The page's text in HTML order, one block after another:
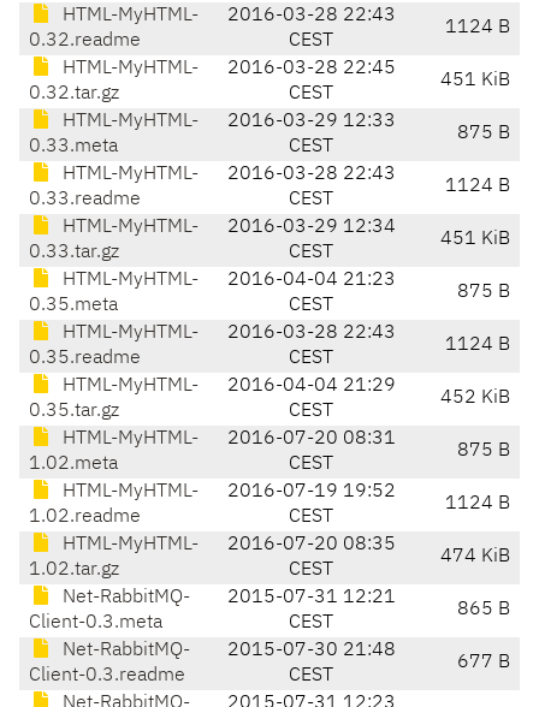
HTML-MyHTML-
0.32.readme
2016-03-28 22:43
CEST
1124 B
HTML-MyHTML-
0.32.tar.gz
2016-03-28 22:45
CEST
451 KiB
HTML-MyHTML-
0.33.meta
2016-03-29 12:33
CEST
875 B
HTML-MyHTML-
0.33.readme
2016-03-28 22:43
CEST
1124 B
HTML-MyHTML-
0.33.tar.gz
2016-03-29 12:34
CEST
451 KiB
HTML-MyHTML-
0.35.meta
2016-04-04 21:23
CEST
875 B
HTML-MyHTML-
0.35.readme
2016-03-28 22:43
CEST
1124 B
HTML-MyHTML-
0.35.tar.gz
2016-04-04 21:29
CEST
452 KiB
HTML-MyHTML-
1.02.meta
2016-07-20 08:31
CEST
875 B
HTML-MyHTML-
1.02.readme
2016-07-19 19:52
CEST
1124 B
HTML-MyHTML-
1.02.tar.gz
2016-07-20 08:35
CEST
474 KiB
Net-RabbitMQ-
Client-0.3.meta
2015-07-31 12:21
CEST
865 B
Net-RabbitMQ-
Client-0.3.readme
2015-07-30 21:48
CEST
677 B